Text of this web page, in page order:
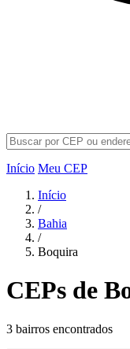
Início Meu CEP
Início
/
Bahia
/
Boquira
CEPs de
3 bairros encontrados